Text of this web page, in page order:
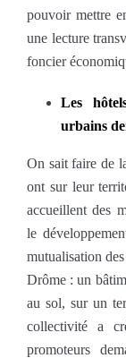
pouvoir mettre
une lecture
foncier
Les
urbains
On sait faire de
ont sur leur
accueillent des
le
mutualisation
Drôme : un
au sol, sur un
collectivité a
promoteurs